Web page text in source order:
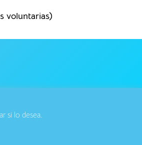
voluntarias)
si lo desea.